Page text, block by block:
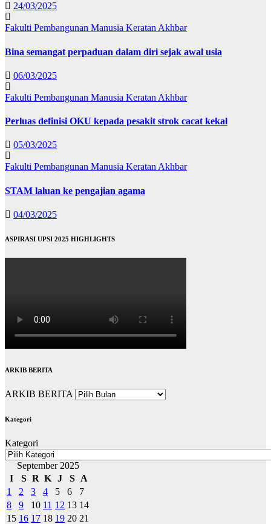
24/03/2025
Fakulti Pembangunan Manusia Keratan Akhbar
Bina semangat perpaduan dalam diri sejak awal usia
06/03/2025
Fakulti Pembangunan Manusia Keratan Akhbar
Perluas definisi OKU kepada pesakit strok cacat kekal
05/03/2025
Fakulti Pembangunan Manusia Keratan Akhbar
STAM laluan ke pengajian agama
04/03/2025
ASPIRASI UPSI 2025 HIGHLIGHTS
ARKIB BERITA
ARKIB BERITA
Kategori
Kategori
September 2025
I
S R K J S
A
1
2 3 4 5 6
7
8
9 10 11 12 13 14
15 16 17 18 19 20 21